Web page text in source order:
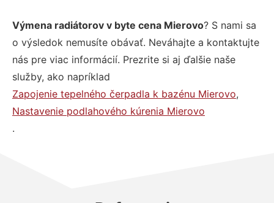
Výmena radiátorov v byte cena Mierovo? S nami sa
o výsledok nemusíte obávať. Neváhajte a kontaktujte
nás pre viac informácií. Prezrite si aj ďalšie naše
služby, ako napríklad
Zapojenie tepelného čerpadla k bazénu Mierovo,
Nastavenie podlahového kúrenia Mierovo
.